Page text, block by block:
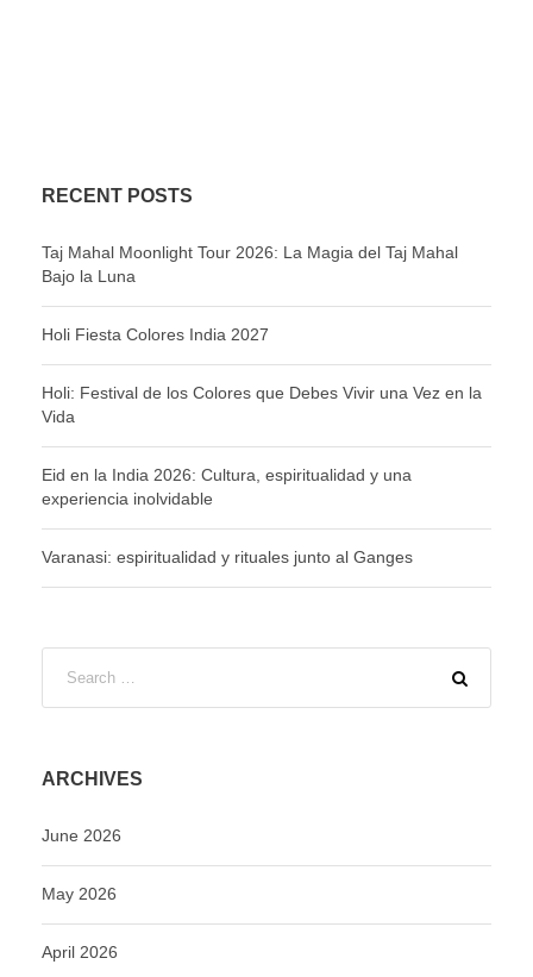
RECENT POSTS
Taj Mahal Moonlight Tour 2026: La Magia del Taj Mahal
Bajo la Luna
Holi Fiesta Colores India 2027
Holi: Festival de los Colores que Debes Vivir una Vez en la
Vida
Eid en la India 2026: Cultura, espiritualidad y una
experiencia inolvidable
Varanasi: espiritualidad y rituales junto al Ganges
ARCHIVES
June 2026
May 2026
April 2026